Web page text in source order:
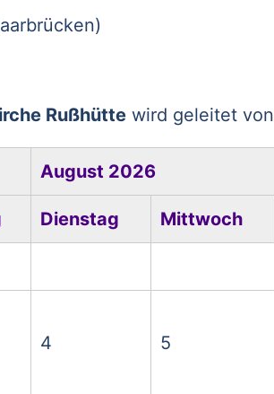
Rußhüttewird geleitet von
August 2026
Dienstag Mittwoch
4 5